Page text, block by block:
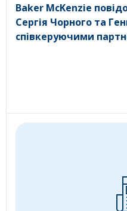
Baker McKenzie
Сергія Чорного та
співкеруючими